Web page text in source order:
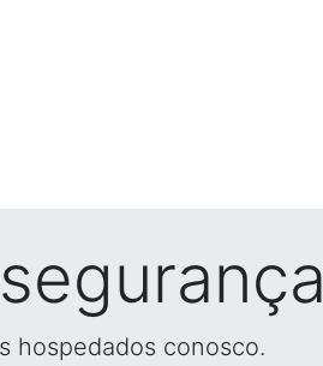
hospedados conosco.